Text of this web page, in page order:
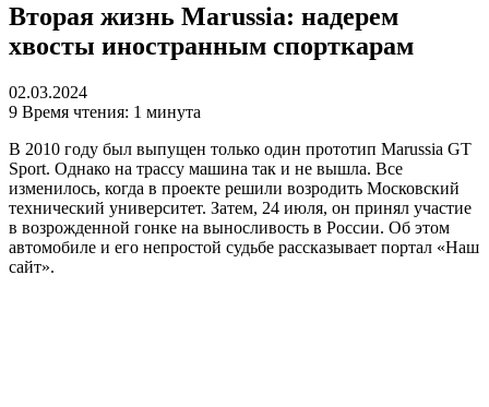
Вторая жизнь Marussia: надерем
хвосты иностранным спорткарам
02.03.2024
9 Время чтения: 1 минута
В 2010 году был выпущен только один прототип Marussia GT
Sport. Однако на трассу машина так и не вышла. Все
изменилось, когда в проекте решили возродить Московский
технический университет. Затем, 24 июля, он принял участие
в возрожденной гонке на выносливость в России. Об этом
автомобиле и его непростой судьбе рассказывает портал «Наш
сайт».